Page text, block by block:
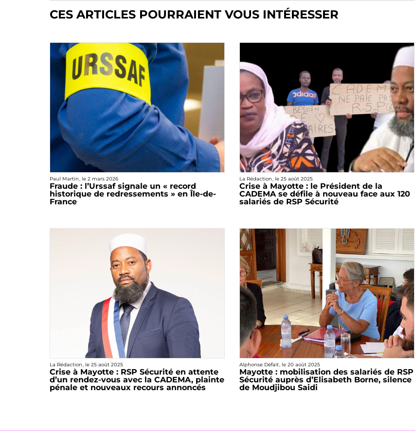
CES ARTICLES POURRAIENT VOUS INTÉRESSER
Paul Martin, le 2 mars 2026
Fraude : l’Urssaf signale un « record
historique de redressements » en Île-de-
France
La Rédaction, le 25 août 2025
Crise à Mayotte : le Président de la
CADEMA se défile à nouveau face aux 120
salariés de RSP Sécurité
La Rédaction, le 25 août 2025
Crise à Mayotte : RSP Sécurité en attente
d’un rendez-vous avec la CADEMA, plainte
pénale et nouveaux recours annoncés
Alphonse Défait, le 20 août 2025
Mayotte : mobilisation des salariés de RSP
Sécurité auprès d’Elisabeth Borne, silence
de Moudjibou Saidi